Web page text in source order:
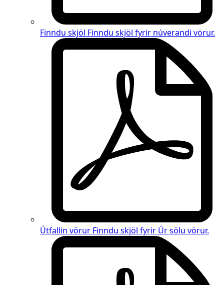
Finndu skjöl Finndu skjöl fyrir núverandi vörur.
Útfallin vörur Finndu skjöl fyrir Úr sölu vörur.